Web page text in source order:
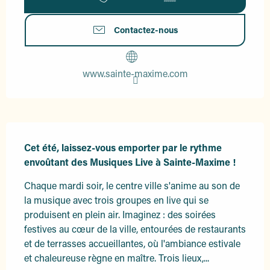
Contactez-nous
www.sainte-maxime.com
Cet été, laissez-vous emporter par le rythme
envoûtant des Musiques Live à Sainte-Maxime !
Chaque mardi soir, le centre ville s'anime au son de
la musique avec trois groupes en live qui se
produisent en plein air. Imaginez : des soirées
festives au cœur de la ville, entourées de restaurants
et de terrasses accueillantes, où l'ambiance estivale
et chaleureuse règne en maître. Trois lieux,...